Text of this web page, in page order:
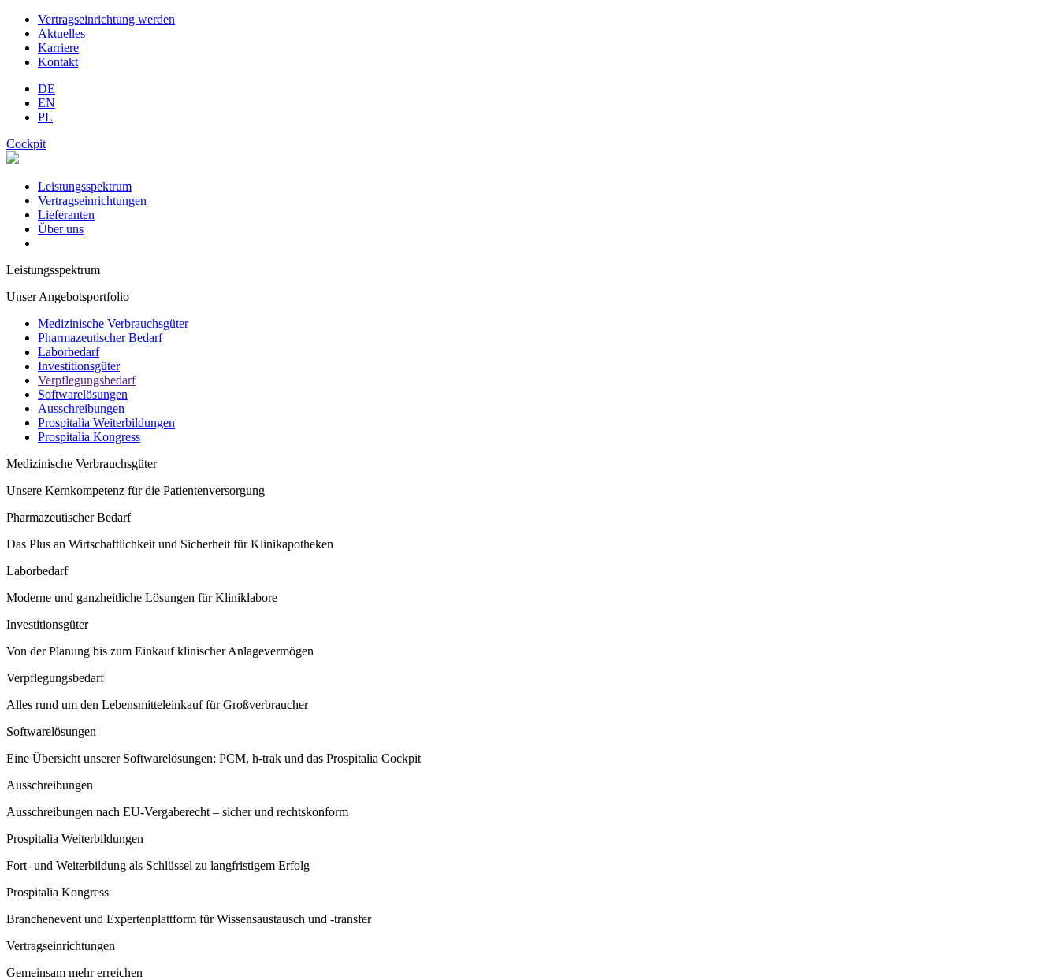
Vertragseinrichtung werden
Aktuelles
Karriere
Kontakt
DE
EN
PL
Cockpit
Leistungsspektrum
Vertragseinrichtungen
Lieferanten
Über uns
Leistungsspektrum
Unser Angebotsportfolio
Medizinische Verbrauchsgüter
Pharmazeutischer Bedarf
Laborbedarf
Investitionsgüter
Verpflegungsbedarf
Softwarelösungen
Ausschreibungen
Prospitalia Weiterbildungen
Prospitalia Kongress
Medizinische Verbrauchsgüter
Unsere Kernkompetenz für die Patientenversorgung
Pharmazeutischer Bedarf
Das Plus an Wirtschaftlichkeit und Sicherheit für Klinikapotheken
Laborbedarf
Moderne und ganzheitliche Lösungen für Kliniklabore
Investitionsgüter
Von der Planung bis zum Einkauf klinischer Anlagevermögen
Verpflegungsbedarf
Alles rund um den Lebensmitteleinkauf für Großverbraucher
Softwarelösungen
Eine Übersicht unserer Softwarelösungen: PCM, h-trak und das Prospitalia Cockpit
Ausschreibungen
Ausschreibungen nach EU-Vergaberecht – sicher und rechtskonform
Prospitalia Weiterbildungen
Fort- und Weiterbildung als Schlüssel zu langfristigem Erfolg
Prospitalia Kongress
Branchenevent und Expertenplattform für Wissensaustausch und -transfer
Vertragseinrichtungen
Gemeinsam mehr erreichen